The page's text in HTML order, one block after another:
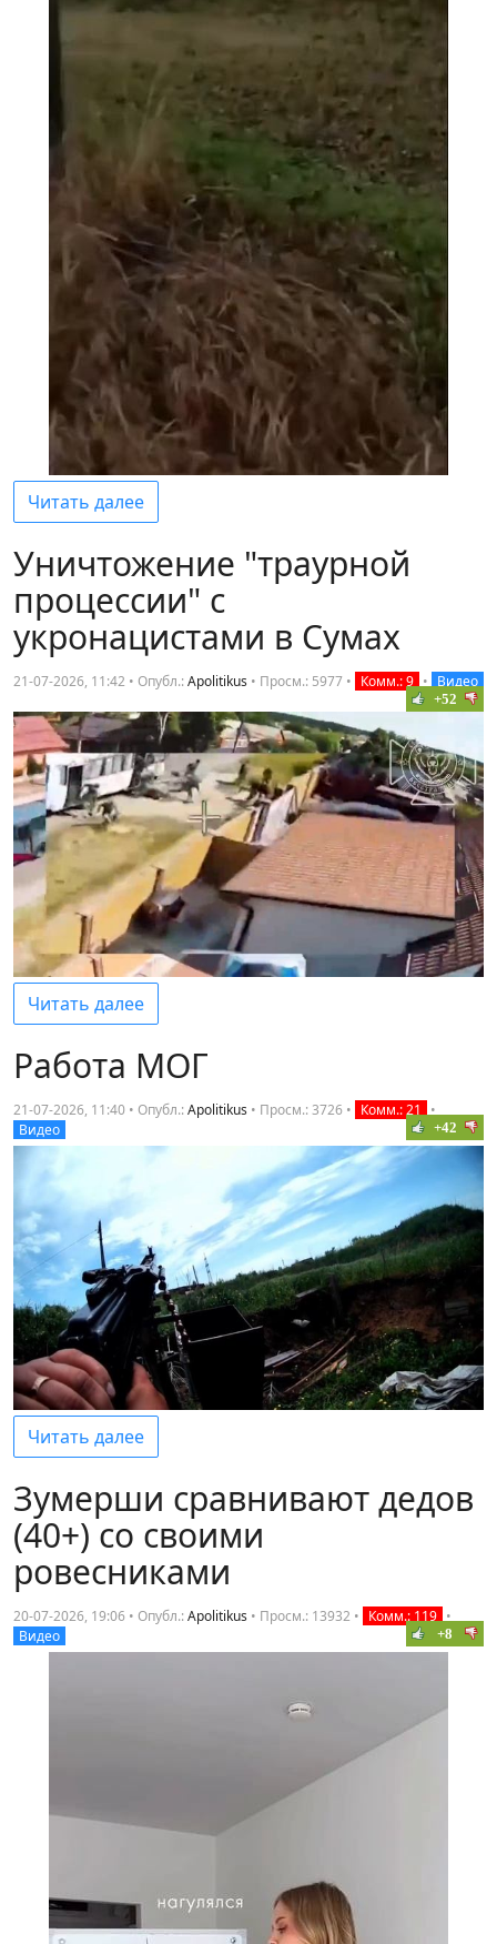
Читать далее
Уничтожение "траурной
процессии" с
укронацистами в Сумах
21-07-2026, 11:42 • Опубл.:Apolitikus • Просм.: 5977 • Комм.: 9 • Видео
+52
Читать далее
Работа МОГ
21-07-2026, 11:40 • Опубл.:Apolitikus • Просм.: 3726 • Комм.: 21
•
Видео
+42
Читать далее
Зумерши сравнивают дедов
(40+) со своими
ровесниками
20-07-2026, 19:06 • Опубл.:Apolitikus • Просм.: 13932 • Комм.: 119 •
Видео
+8